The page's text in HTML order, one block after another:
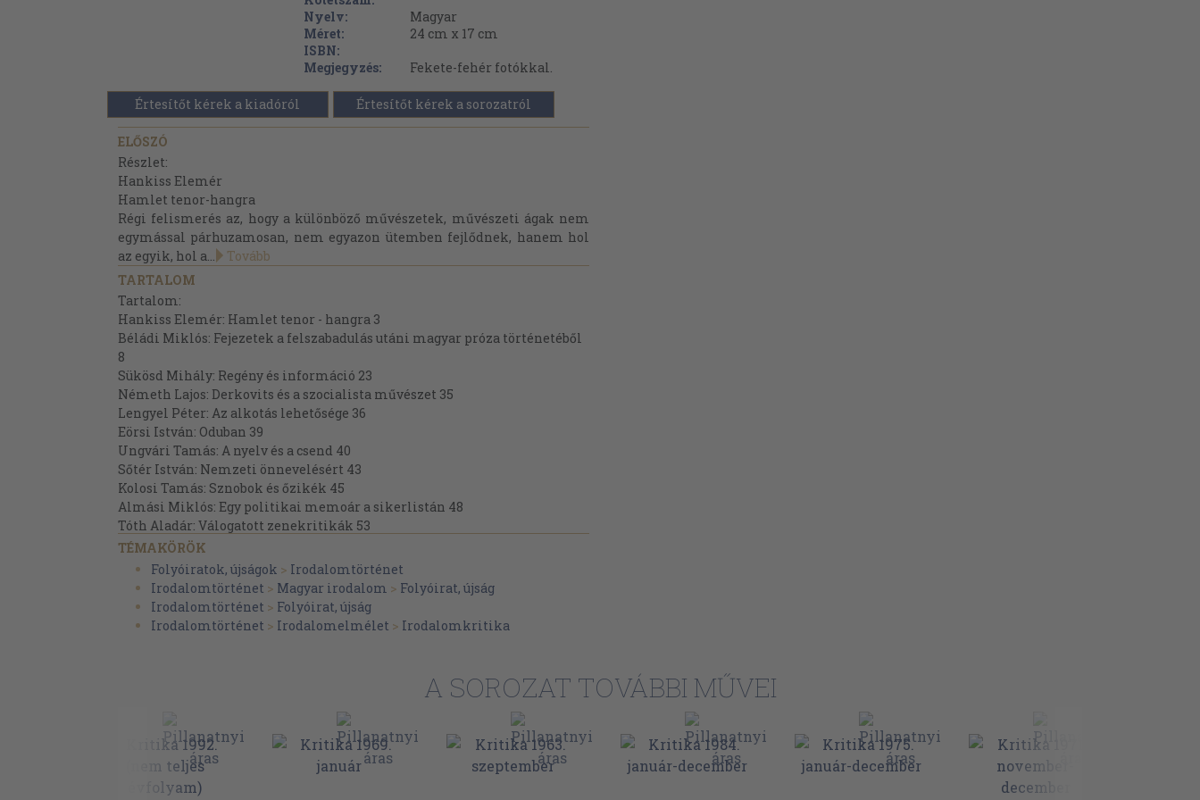
Nyelv:
Magyar
Méret:
24 cm x 17 cm
ISBN:
Megjegyzés:
Fekete-fehér fotókkal.
Értesítőt kérek a kiadóról Értesítőt kérek a sorozatról
ELŐSZÓ
Részlet:
Hankiss Elemér
Hamlet tenor-hangra
Régi felismerés az, hogy a különböző művészetek, művészeti ágak nem
egymással párhuzamosan, nem egyazon ütemben fejlődnek, hanem hol
az egyik, hol a...
Tovább
TARTALOM
Tartalom:
Hankiss Elemér: Hamlet tenor - hangra 3
Béládi Miklós: Fejezetek a felszabadulás utáni magyar próza történetéből
8
Sükösd Mihály: Regény és információ 23
Németh Lajos: Derkovits és a szocialista művészet 35
Lengyel Péter: Az alkotás lehetősége 36
Eörsi István: Oduban 39
Ungvári Tamás: A nyelv és a csend 40
Sőtér István: Nemzeti önnevelésért 43
Kolosi Tamás: Sznobok és őzikék 45
Almási Miklós: Egy politikai memoár a sikerlistán 48
Tóth Aladár: Válogatott zenekritikák 53
Dobozy Imre: Eljött a tavasz 56
Egri Péter: Joyce és Thomas Mann. Dekadencia és modernség 59
A pszicho-dinamikus színház 61
A "Kritika" hírei 64
TÉMAKÖRÖK
Folyóiratok, újságok > Irodalomtörténet
Irodalomtörténet > Magyar irodalom > Folyóirat, újság
Irodalomtörténet > Folyóirat, újság
Irodalomtörténet > Irodalomelmélet > Irodalomkritika
A SOROZAT TOVÁBBI MŰVEI